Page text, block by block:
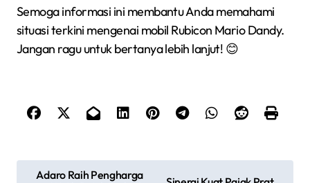
Semoga informasi ini membantu Anda memahami
situasi terkini mengenai mobil Rubicon Mario Dandy.
Jangan ragu untuk bertanya lebih lanjut! 😊
Adaro Raih Pengharga